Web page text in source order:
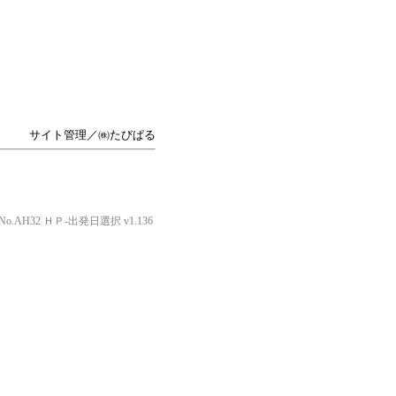
サイト管理／㈱たびぱる
ＨＰ-出発日選択 v1.136